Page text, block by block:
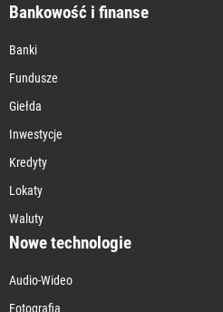
Bankowość i finanse
Banki
Fundusze
Giełda
Inwestycje
Kredyty
Lokaty
Waluty
Nowe technologie
Audio-Wideo
Fotografia